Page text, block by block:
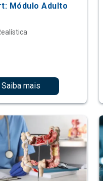
Módulo Adulto
Saiba mais